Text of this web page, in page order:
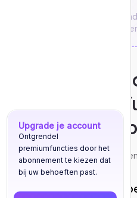
Upgrade je account
Ontgrendel
premiumfuncties door het
abonnement te kiezen dat
bij uw behoeften past.
Tijdelijke
na 3 uur
Bespreek, annoteer
Upload uw